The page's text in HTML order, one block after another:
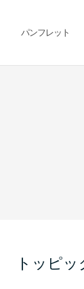
パンフレット
トッピ